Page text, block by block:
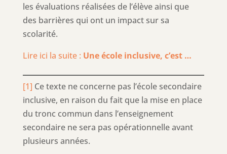
les évaluations réalisées de l’élève ainsi que
des barrières qui ont un impact sur sa
scolarité.
Lire ici la suite : Une école inclusive, c’est …
[1] Ce texte ne concerne pas l’école secondaire
inclusive, en raison du fait que la mise en place
du tronc commun dans l’enseignement
secondaire ne sera pas opérationnelle avant
plusieurs années.